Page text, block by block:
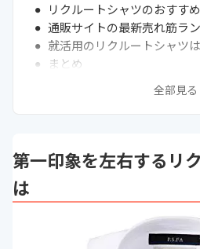
リクルートシャツのおすす
通販サイトの最新売れ筋ラ
就活用のリクルートシャツ
まとめ
全部見る
第一印象を左右するリ
は